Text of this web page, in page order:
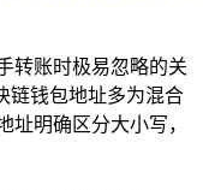
转账时极易忽略的关
链钱包地址多为混合
址明确区分大小写，